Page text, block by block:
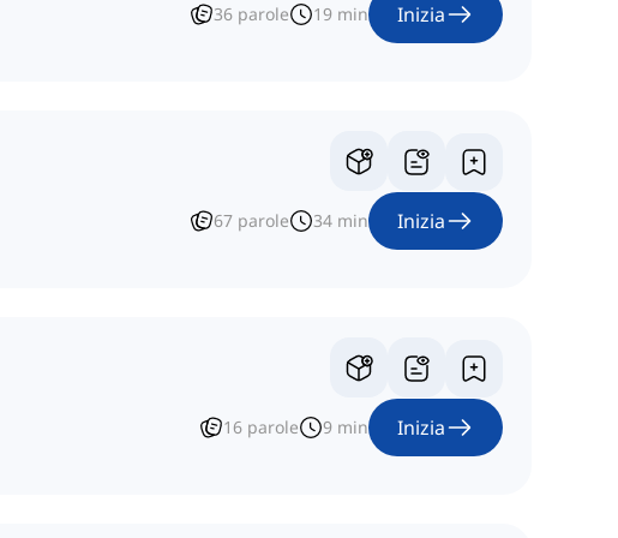
36 parole 19 min Inizia
67 parole 34 min Inizia
16 parole 9 min Inizia